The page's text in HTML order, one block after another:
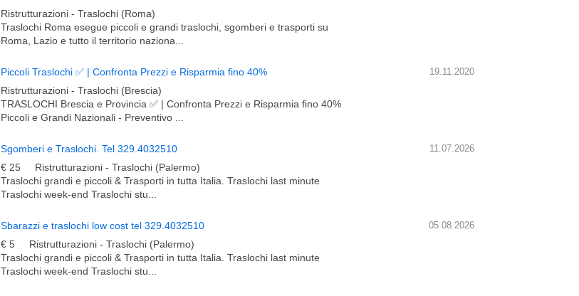
Ristrutturazioni - Traslochi (Roma)
Traslochi Roma esegue piccoli e grandi traslochi, sgomberi e trasporti su
Roma, Lazio e tutto il territorio naziona...
19.11.2020
Piccoli Traslochi ✅ | Confronta Prezzi e Risparmia fino 40%
Ristrutturazioni - Traslochi (Brescia)
TRASLOCHI Brescia e Provincia ✅ | Confronta Prezzi e Risparmia fino 40%
Piccoli e Grandi Nazionali - Preventivo ...
11.07.2026
Sgomberi e Traslochi. Tel 329.4032510
€ 25
Ristrutturazioni - Traslochi (Palermo)
Traslochi grandi e piccoli & Trasporti in tutta Italia. Traslochi last minute
Traslochi week-end Traslochi stu...
05.08.2026
Sbarazzi e traslochi low cost tel 329.4032510
€ 5
Ristrutturazioni - Traslochi (Palermo)
Traslochi grandi e piccoli & Trasporti in tutta Italia. Traslochi last minute
Traslochi week-end Traslochi stu...